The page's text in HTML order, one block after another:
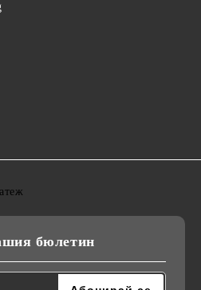
бюлетин